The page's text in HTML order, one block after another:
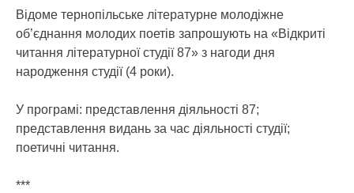
Відоме тернопільське літературне молодіжне
об’єднання молодих поетів запрошують на «Відкриті
читання літературної студії 87» з нагоди дня
народження студії (4 роки).
У програмі: представлення діяльності 87;
представлення видань за час діяльності студії;
поетичні читання.
***